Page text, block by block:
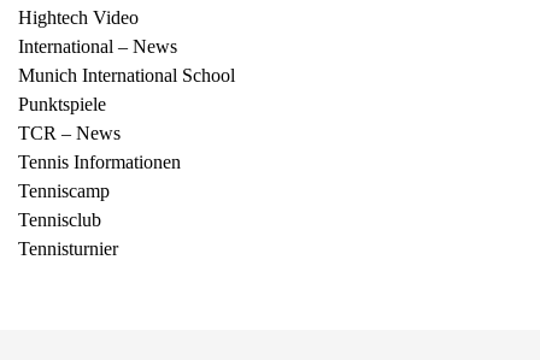
Hightech Video
International – News
Munich International School
Punktspiele
TCR – News
Tennis Informationen
Tenniscamp
Tennisclub
Tennisturnier